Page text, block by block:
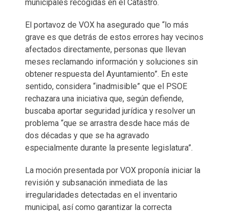
municipales recogidas en el Catastro.
El portavoz de VOX ha asegurado que “lo más
grave es que detrás de estos errores hay vecinos
afectados directamente, personas que llevan
meses reclamando información y soluciones sin
obtener respuesta del Ayuntamiento”. En este
sentido, considera “inadmisible” que el PSOE
rechazara una iniciativa que, según defiende,
buscaba aportar seguridad jurídica y resolver un
problema “que se arrastra desde hace más de
dos décadas y que se ha agravado
especialmente durante la presente legislatura”.
La moción presentada por VOX proponía iniciar la
revisión y subsanación inmediata de las
irregularidades detectadas en el inventario
municipal, así como garantizar la correcta